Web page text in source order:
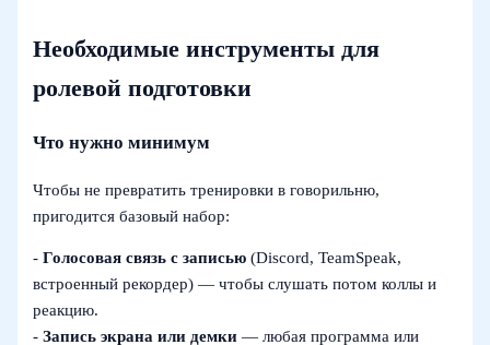
Необходимые инструменты для
ролевой подготовки
Что нужно минимум
Чтобы не превратить тренировки в говорильню,
пригодится базовый набор:
-Голосовая связь с записью (Discord, TeamSpeak,
встроенный рекордер) — чтобы слушать потом коллы и
реакцию.
-Запись экрана или демки — любая программа или